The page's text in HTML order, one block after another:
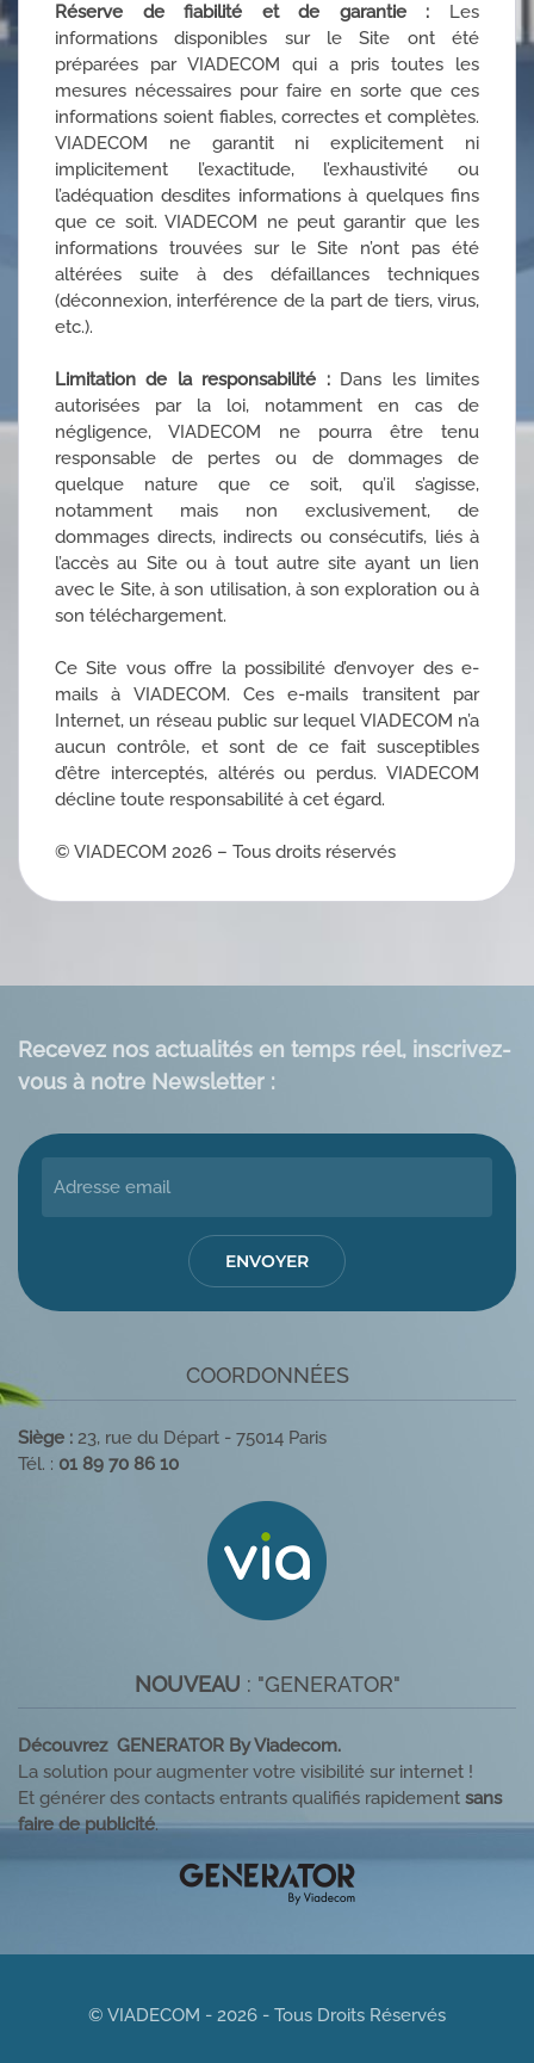
Réserve de fiabilité et de garantie : Les
informations disponibles sur le Site ont été
préparées par VIADECOM qui a pris toutes les
mesures nécessaires pour faire en sorte que ces
informations soient fiables, correctes et complètes.
VIADECOM ne garantit ni explicitement ni
implicitement l’exactitude, l’exhaustivité ou
l’adéquation desdites informations à quelques fins
que ce soit. VIADECOM ne peut garantir que les
informations trouvées sur le Site n’ont pas été
altérées suite à des défaillances techniques
(déconnexion, interférence de la part de tiers, virus,
etc.).
Limitation de la responsabilité :Dans les limites
autorisées par la loi, notamment en cas de
négligence, VIADECOM ne pourra être tenu
responsable de pertes ou de dommages de
quelque nature que ce soit, qu’il s’agisse,
notamment mais non exclusivement, de
dommages directs, indirects ou consécutifs, liés à
l’accès au Site ou à tout autre site ayant un lien
avec le Site, à son utilisation, à son exploration ou à
son téléchargement.
Ce Site vous offre la possibilité d’envoyer des e-
mails à VIADECOM. Ces e-mails transitent par
Internet, un réseau public sur lequel VIADECOM n’a
aucun contrôle, et sont de ce fait susceptibles
d’être interceptés, altérés ou perdus. VIADECOM
décline toute responsabilité à cet égard.
© VIADECOM 2026 – Tous droits réservés
Recevez nos actualités en temps réel, inscrivez-
vous à notre Newsletter :
ENVOYER
COORDONNÉES
Siège : 23, rue du Départ - 75014 Paris
Tél. : 01 89 70 86 10
NOUVEAU : "GENERATOR"
Découvrez GENERATOR By Viadecom.
La solution pour augmenter votre visibilité sur internet !
Et générer des contacts entrants qualifiés rapidement sans
faire de publicité.
© VIADECOM - 2026 - Tous Droits Réservés